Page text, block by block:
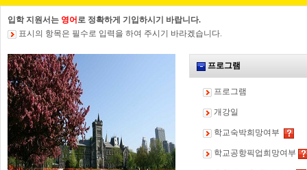
입학 지원서는 영어 로 정확하게 기입하시기 바랍니다.
표시의 항목은 필수로 입력을 하여 주시기 바라겠습니다.
프로그램
프로그램
개강일
학교숙박희망여부
학교공항픽업희망여부